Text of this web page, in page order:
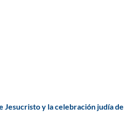
Jesucristo y la celebración judía de